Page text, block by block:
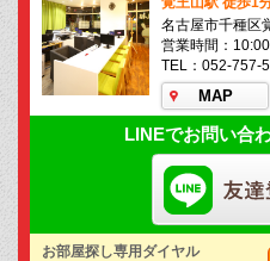
名古屋市千種区
営業時間：
TEL：052-
MAP
LINEでお問い合
お部屋探し専用ダイヤル